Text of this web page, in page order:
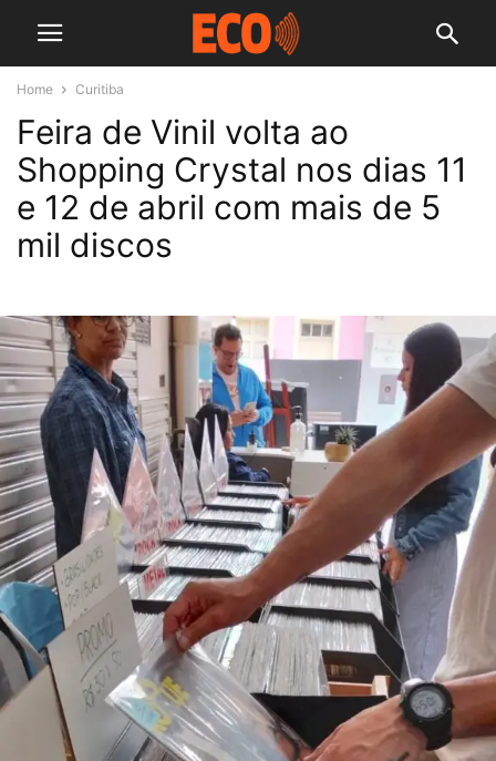
Home Curitiba
Feira de Vinil volta ao
Shopping Crystal nos dias 11
e 12 de abril com mais de 5
mil discos